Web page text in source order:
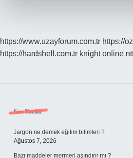
https://www.uzayforum.com.tr https://
https://hardshell.com.tr knight online
Sidebar
Son Yazılar
Jargon ne demek eğitim bilimleri ?
Ağustos 7, 2026
Bazı maddeler mermeri aşındırır mı ?